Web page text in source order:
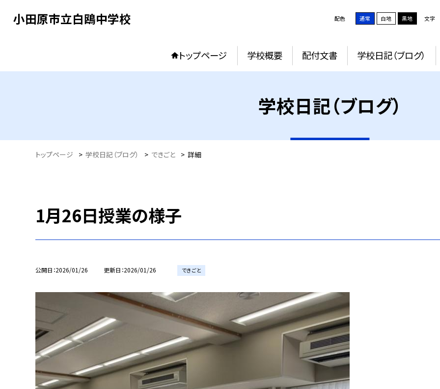
小田原市立白鴎中学校 配色 通常 白地 黒地 文字
トップページ 学校概要 配付文書 学校日記（ブログ）
学校日記（ブログ）
トップページ > 学校日記（ブログ） > できごと > 詳細
1月26日授業の様子
公開日 2026/01/26 更新日 2026/01/26 できごと